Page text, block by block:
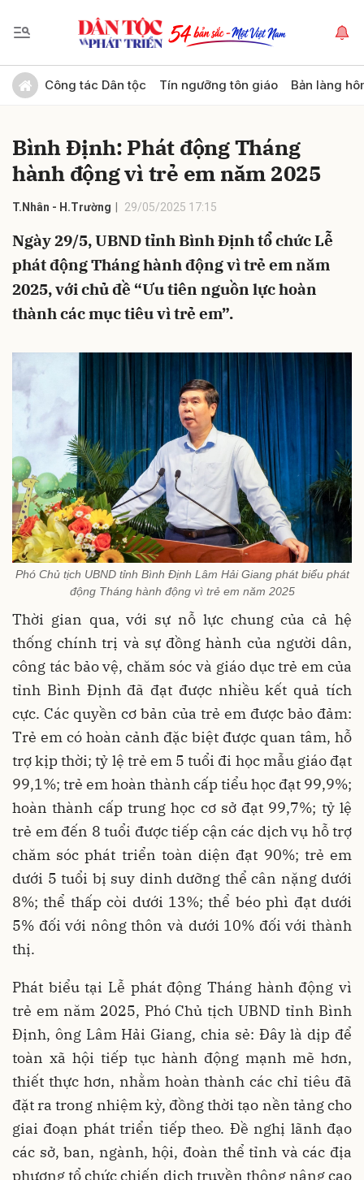
Công tác Dân tộc Tín ngưỡng tôn giáo Bản làng
Bình Định: Phát động Tháng
hành động vì trẻ em năm 2025
T.Nhân - H.Trường 29/05/2025 17:15
Ngày 29/5, UBND tỉnh Bình Định tổ chức Lễ
phát động Tháng hành động vì trẻ em năm
2025, với chủ đề “Ưu tiên nguồn lực hoàn
thành các mục tiêu vì trẻ em”.
Phó Chủ tịch UBND tỉnh Bình Định Lâm Hải Giang phát biểu phát
động Tháng hành động vì trẻ em năm 2025
Thời gian qua, với sự nỗ lực chung của cả hệ
thống chính trị và sự đồng hành của người dân,
công tác bảo vệ, chăm sóc và giáo dục trẻ em của
tỉnh Bình Định đã đạt được nhiều kết quả tích
cực. Các quyền cơ bản của trẻ em được bảo đảm:
Trẻ em có hoàn cảnh đặc biệt được quan tâm, hỗ
trợ kịp thời; tỷ lệ trẻ em 5 tuổi đi học mẫu giáo đạt
99,1%; trẻ em hoàn thành cấp tiểu học đạt 99,9%;
hoàn thành cấp trung học cơ sở đạt 99,7%; tỷ lệ
trẻ em đến 8 tuổi được tiếp cận các dịch vụ hỗ trợ
chăm sóc phát triển toàn diện đạt 90%; trẻ em
dưới 5 tuổi bị suy dinh dưỡng thể cân nặng dưới
8%; thể thấp còi dưới 13%; thể béo phì đạt dưới
5% đối với nông thôn và dưới 10% đối với thành
thị.
Phát biểu tại Lễ phát động Tháng hành động vì
trẻ em năm 2025, Phó Chủ tịch UBND tỉnh Bình
Định, ông Lâm Hải Giang, chia sẻ: Đây là dịp để
toàn xã hội tiếp tục hành động mạnh mẽ hơn,
thiết thực hơn, nhằm hoàn thành các chỉ tiêu đã
đặt ra trong nhiệm kỳ, đồng thời tạo nền tảng cho
giai đoạn phát triển tiếp theo. Đề nghị lãnh đạo
các sở, ban, ngành, hội, đoàn thể tỉnh và các địa
phương tổ chức chiến dịch truyền thông nâng cao
Gửi bình luận
Hủy Gửi